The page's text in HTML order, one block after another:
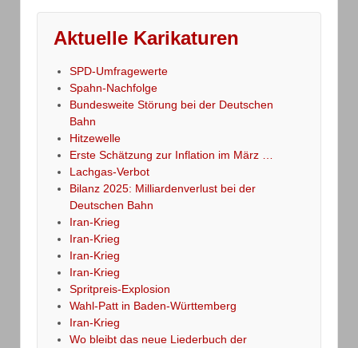
Aktuelle Karikaturen
SPD-Umfragewerte
Spahn-Nachfolge
Bundesweite Störung bei der Deutschen
Bahn
Hitzewelle
Erste Schätzung zur Inflation im März …
Lachgas-Verbot
Bilanz 2025: Milliardenverlust bei der
Deutschen Bahn
Iran-Krieg
Iran-Krieg
Iran-Krieg
Iran-Krieg
Spritpreis-Explosion
Wahl-Patt in Baden-Württemberg
Iran-Krieg
Wo bleibt das neue Liederbuch der